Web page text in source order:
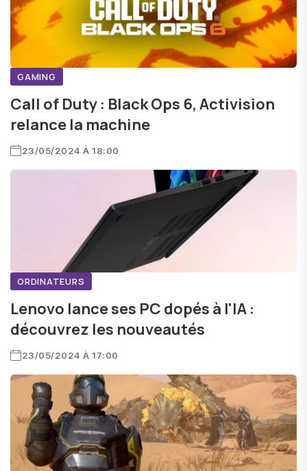
GAMING
Call of Duty : Black Ops 6, Activision
relance la machine
23/05/2024 À 18:00
ORDINATEURS
Lenovo lance ses PC dopés à l'IA :
découvrez les nouveautés
23/05/2024 À 17:00